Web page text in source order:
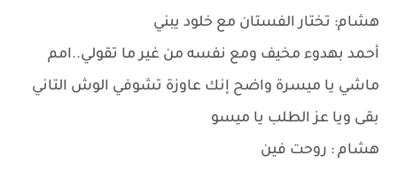
هشام: تختار الفستان مع خلود يبني
أحمد بهدوء مخيف ومع نفسه من غير ما تقولي..امم
ماشي يا ميسرة واضح إنك عاوزة تشوفي الوش التاني
بقى ويا عز الطلب يا ميسو
هشام : روحت فين